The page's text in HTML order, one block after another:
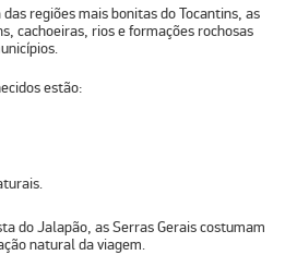
regiões mais bonitas do Tocantins, as
cachoeiras, rios e formações rochosas
estão:
do Jalapão, as Serras Gerais costumam
natural da viagem.